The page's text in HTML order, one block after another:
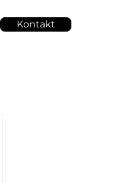
Kontakt